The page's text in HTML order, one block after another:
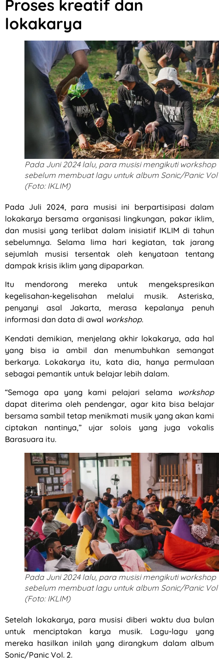
Proses kreatif dan
lokakarya
Pada Juni 2024 lalu, para musisi mengikuti workshop
sebelum membuat lagu untuk album Sonic/Panic Vol
(Foto: IKLIM)
Pada Juli 2024, para musisi ini berpartisipasi dalam
lokakarya bersama organisasi lingkungan, pakar iklim,
dan musisi yang terlibat dalam inisiatif IKLIM di tahun
sebelumnya. Selama lima hari kegiatan, tak jarang
sejumlah musisi tersentak oleh kenyataan tentang
dampak krisis iklim yang dipaparkan.
Itu mendorong mereka untuk mengekspresikan
kegelisahan-kegelisahan melalui musik. Asteriska,
penyanyi asal Jakarta, merasa kepalanya penuh
informasi dan data di awal workshop.
Kendati demikian, menjelang akhir lokakarya, ada hal
yang bisa ia ambil dan menumbuhkan semangat
berkarya. Lokakarya itu, kata dia, hanya permulaan
sebagai pemantik untuk belajar lebih dalam.
“Semoga apa yang kami pelajari selama workshop
dapat diterima oleh pendengar, agar kita bisa belajar
bersama sambil tetap menikmati musik yang akan kami
ciptakan nantinya,” ujar solois yang juga vokalis
Barasuara itu.
Pada Juni 2024 lalu, para musisi mengikuti workshop
sebelum membuat lagu untuk album Sonic/Panic Vol
(Foto: IKLIM)
Setelah lokakarya, para musisi diberi waktu dua bulan
untuk menciptakan karya musik. Lagu-lagu yang
mereka hasilkan inilah yang dirangkum dalam album
Sonic/Panic Vol. 2.